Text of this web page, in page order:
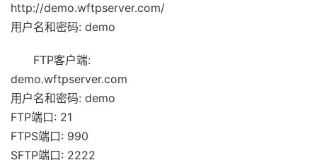
http://demo.wftpserver.com/
用户名和密码: demo
FTP客户端:
demo.wftpserver.com
用户名和密码: demo
FTP端口: 21
FTPS端口: 990
SFTP端口: 2222